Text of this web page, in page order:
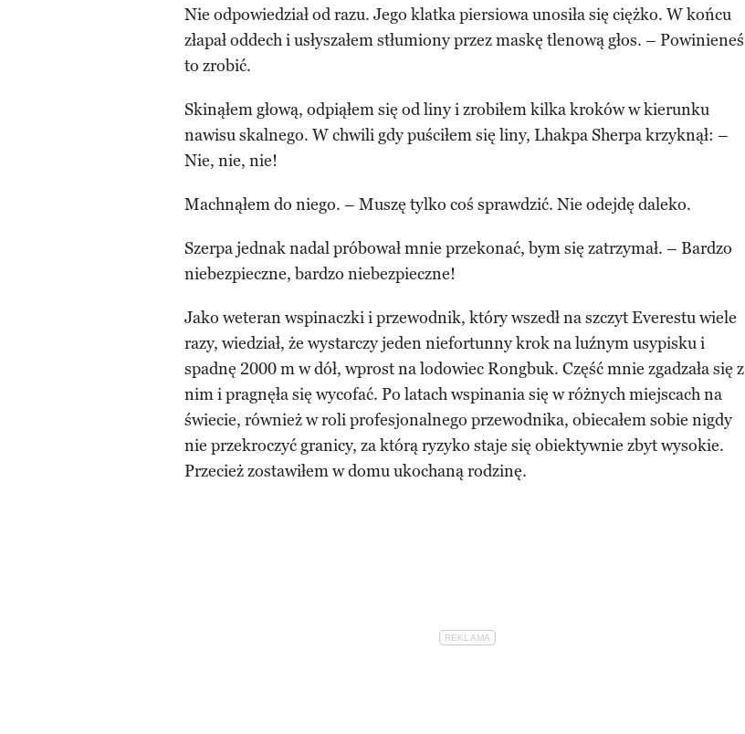
Nie odpowiedział od razu. Jego klatka piersiowa unosiła się ciężko. W końcu
złapał oddech i usłyszałem stłumiony przez maskę tlenową głos. – Powinieneś
to zrobić.
Skinąłem głową, odpiąłem się od liny i zrobiłem kilka kroków w kierunku
nawisu skalnego. W chwili gdy puściłem się liny, Lhakpa Sherpa krzyknął: –
Nie, nie, nie!
Machnąłem do niego. – Muszę tylko coś sprawdzić. Nie odejdę daleko.
Szerpa jednak nadal próbował mnie przekonać, bym się zatrzymał. – Bardzo
niebezpieczne, bardzo niebezpieczne!
Jako weteran wspinaczki i przewodnik, który wszedł na szczyt Everestu wiele
razy, wiedział, że wystarczy jeden niefortunny krok na luźnym usypisku i
spadnę 2000 m w dół, wprost na lodowiec Rongbuk. Część mnie zgadzała się z
nim i pragnęła się wycofać. Po latach wspinania się w różnych miejscach na
świecie, również w roli profesjonalnego przewodnika, obiecałem sobie nigdy
nie przekroczyć granicy, za którą ryzyko staje się obiektywnie zbyt wysokie.
Przecież zostawiłem w domu ukochaną rodzinę.